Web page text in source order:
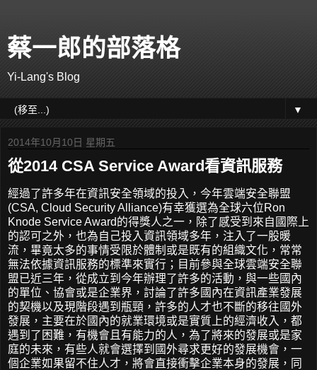
蔡一郎的部落格
Yi-Lang's Blog
▼
2014年10月10日 星期五
從2014 CSA Service Award看資訊服務
經過了許多年在資訊安全領域的投入，今年雲端安全聯盟
(CSA, Cloud Security Alliance)有幸獲選為全球六位Ron
Knode Service Award的得獎人之一，除了感受到來自國際上
的認可之外，也為自己投入資訊領域多年，注入了一股暖
流，畢竟太多的事情受限於體制或是既有的組織文化，常常
無法依據資訊服務的標準來實行；目前參與全球雲端安全聯
盟已近三年，從成立到今年辦理了許多的活動，與一些國內
的單位、協會或是企業界，討論了許多國內在資訊產業發展
的契機以及現階段遇到瓶頸，許多的人才也不斷的移往國外
發展，主要在於國內的就業環境或是實質上的經濟收入，都
遇到了困難，有機會且有能力的人，為了將來的發展或是家
庭的未來，有些人就會選擇到國外尋求更好的發展機會，一
個企業如果留不住人才，將會直接衝擊企業本身的發展，同